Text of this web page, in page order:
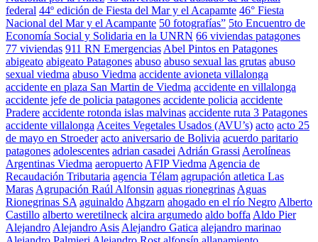
federal 44º edición de Fiesta del Mar y el Acapamte 46° Fiesta
Nacional del Mar y el Acampante 50 fotografías” 5to Encuentro de
Economía Social y Solidaria en la UNRN 66 viviendas patagones
77 viviendas 911 RN Emergencias Abel Pintos en Patagones
abigeato abigeato Patagones abuso abuso sexual las grutas abuso
sexual viedma abuso Viedma accidente avioneta villalonga
accidente en plaza San Martin de Viedma accidente en villalonga
accidente jefe de policia patagones accidente policia accidente
Pradere accidente rotonda islas malvinas accidente ruta 3 Patagones
accidente villalonga Aceites Vegetales Usados (AVU’s) acto acto 25
de mayo en Stroeder acto aniversario de Bolivia acuerdo paritario
patagones adolescentes adrian casadei Adrián Grassi Aerolíneas
Argentinas Viedma aeropuerto AFIP Viedma Agencia de
Recaudación Tributaria agencia Télam agrupación atletica Las
Maras Agrupación Raúl Alfonsin aguas rionegrinas Aguas
Rionegrinas SA aguinaldo Ahgzarn ahogado en el río Negro Alberto
Castillo alberto weretilneck alcira argumedo aldo boffa Aldo Pier
Alejandro Alejandro Asis Alejandro Gatica alejandro marinao